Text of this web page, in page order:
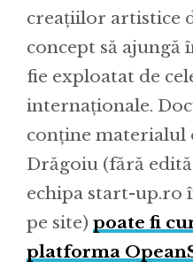
creațiilor artistice
concept să ajungă
fie exploatat de
internaționale.
conține materialul
Drăgoiu (fără
echipa start-up.ro
pe site) poate fi
platforma